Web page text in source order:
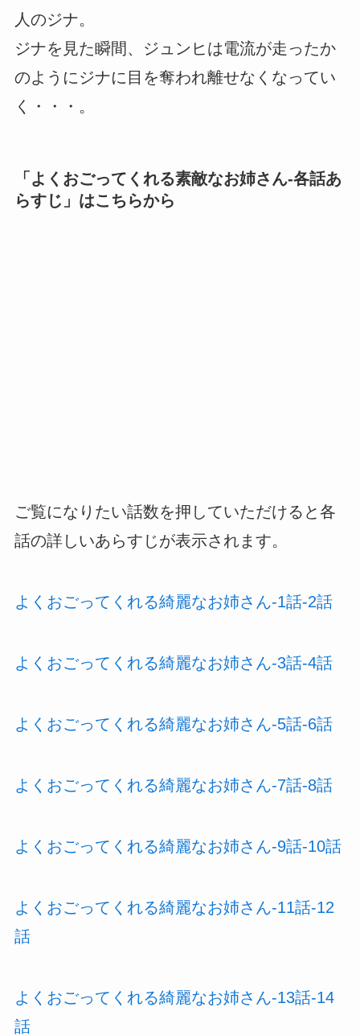
人のジナ。
ジナを見た瞬間、ジュンヒは電流が走ったか
のようにジナに目を奪われ離せなくなってい
く・・・。
「 よくおごってくれる素敵なお姉さん-各話あ
らすじ 」はこちらから
ご覧になりたい話数を押していただけると各
話の詳しいあらすじが表示されます。
よくおごってくれる綺麗なお姉さん-1話-2話
よくおごってくれる綺麗なお姉さん-3話-4話
よくおごってくれる綺麗なお姉さん-5話-6話
よくおごってくれる綺麗なお姉さん-7話-8話
よくおごってくれる綺麗なお姉さん-9話-10話
よくおごってくれる綺麗なお姉さん-11話-12
話
よくおごってくれる綺麗なお姉さん-13話-14
話